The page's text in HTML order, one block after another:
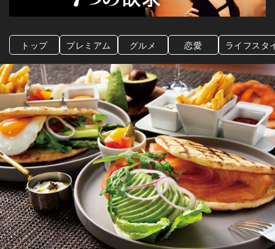
トップ プレミアム グルメ 恋愛 ライフスタ